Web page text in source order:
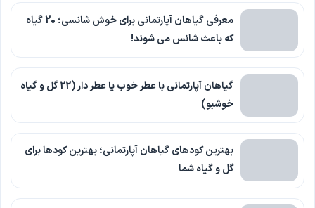
معرفی گیاهان آپارتمانی برای خوش شانسی؛ 20 گیاه
که باعث شانس می شوند!
گیاهان آپارتمانی با عطر خوب یا عطر دار (22 گل و گیاه
خوشبو)
بهترین کودهای گیاهان آپارتمانی؛ بهترین کودها برای
گل و گیاه شما